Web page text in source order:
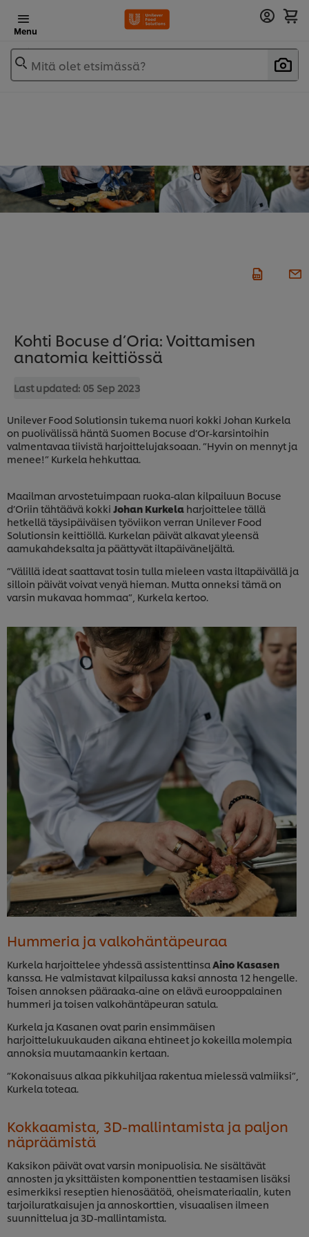
Menu
Mitä olet etsimässä?
Kohti Bocuse d’Oria: Voittamisen
anatomia keittiössä
Last updated: 05 Sep 2023
Unilever Food Solutionsin tukema nuori kokki Johan Kurkela
on puolivälissä häntä Suomen Bocuse d’Or-karsintoihin
valmentavaa tiivistä harjoittelujaksoaan. ”Hyvin on mennyt ja
menee!” Kurkela hehkuttaa.
Maailman arvostetuimpaan ruoka-alan kilpailuun Bocuse
d’Oriin tähtäävä kokki Johan Kurkela harjoittelee tällä
hetkellä täysipäiväisen työviikon verran Unilever Food
Solutionsin keittiöllä. Kurkelan päivät alkavat yleensä
aamukahdeksalta ja päättyvät iltapäiväneljältä.
”Välillä ideat saattavat tosin tulla mieleen vasta iltapäivällä ja
silloin päivät voivat venyä hieman. Mutta onneksi tämä on
varsin mukavaa hommaa”, Kurkela kertoo.
Hummeria ja valkohäntäpeuraa
Kurkela harjoittelee yhdessä assistenttinsa Aino Kasasen
kanssa. He valmistavat kilpailussa kaksi annosta 12 hengelle.
Toisen annoksen pääraaka-aine on elävä eurooppalainen
hummeri ja toisen valkohäntäpeuran satula.
Kurkela ja Kasanen ovat parin ensimmäisen
harjoittelukuukauden aikana ehtineet jo kokeilla molempia
annoksia muutamaankin kertaan.
”Kokonaisuus alkaa pikkuhiljaa rakentua mielessä valmiiksi”,
Kurkela toteaa.
Kokkaamista, 3D-mallintamista ja paljon
näpräämistä
Kaksikon päivät ovat varsin monipuolisia. Ne sisältävät
annosten ja yksittäisten komponenttien testaamisen lisäksi
esimerkiksi reseptien hienosäätöä, oheismateriaalin, kuten
tarjoiluratkaisujen ja annoskorttien, visuaalisen ilmeen
suunnittelua ja 3D-mallintamista.